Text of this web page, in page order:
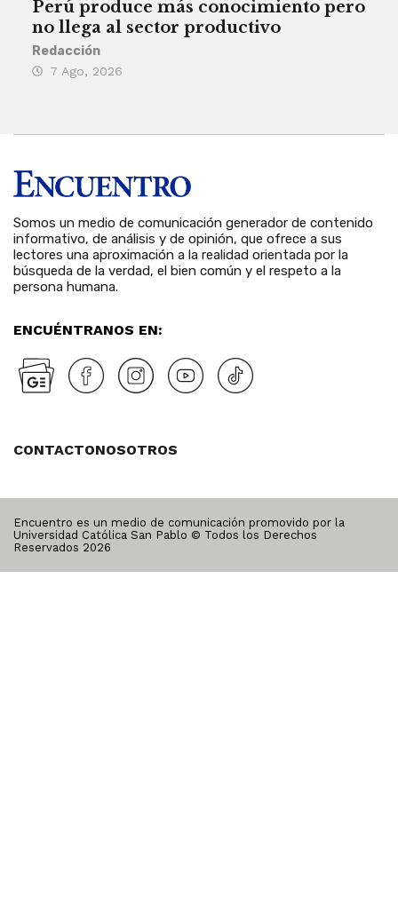
Perú produce más conocimiento pero
no llega al sector productivo
Redacción
7 Ago, 2026
Somos un medio de comunicación generador de contenido
informativo, de análisis y de opinión, que ofrece a sus
lectores una aproximación a la realidad orientada por la
búsqueda de la verdad, el bien común y el respeto a la
persona humana.
ENCUÉNTRANOS EN:
CONTACTONOSOTROS
Encuentro es un medio de comunicación promovido por la
Universidad Católica San Pablo © Todos los Derechos
Reservados 2026